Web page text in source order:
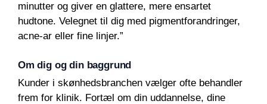
minutter og giver en glattere, mere ensartet
hudtone. Velegnet til dig med pigmentforandringer,
acne-ar eller fine linjer.”
Om dig og din baggrund
Kunder i skønhedsbranchen vælger ofte behandler
frem for klinik. Fortæl om din uddannelse, dine